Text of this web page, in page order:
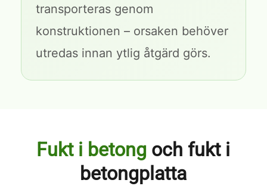
transporteras genom
konstruktionen – orsaken behöver
utredas innan ytlig åtgärd görs.
Fukt i betong och fukt i
betongplatta